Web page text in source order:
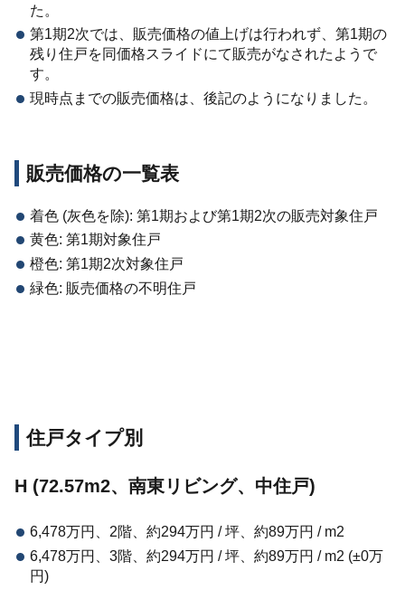
た。
第1期2次では、販売価格の値上げは行われず、第1期の
残り住戸を同価格スライドにて販売がなされたようで
す。
現時点までの販売価格は、後記のようになりました。
販売価格の一覧表
着色 (灰色を除): 第1期および第1期2次の販売対象住戸
黄色: 第1期対象住戸
橙色: 第1期2次対象住戸
緑色: 販売価格の不明住戸
住戸タイプ別
H (72.57m2、南東リビング、中住戸)
6,478万円、2階、約294万円 / 坪、約89万円 / m2
6,478万円、3階、約294万円 / 坪、約89万円 / m2 (±0万
円)